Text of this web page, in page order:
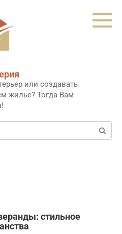
или создавать
жилье? Тогда Вам
стильное